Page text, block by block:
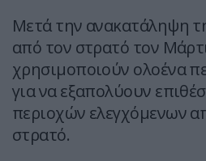
Μετά την ανακατάληψη
από τον στρατό τον
χρησιμοποιούν ολοένα
για να εξαπολύουν
περιοχών ελεγχόμενων
στρατό.